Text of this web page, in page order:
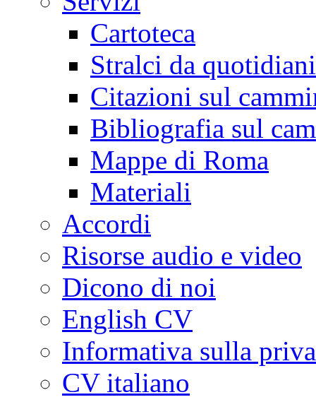
Cartoteca
Stralci da
Citazioni sul
Bibliografia sul
Mappe di Roma
Materiali
Accordi
Risorse audio e video
Dicono di noi
English CV
Informativa sulla
CV italiano